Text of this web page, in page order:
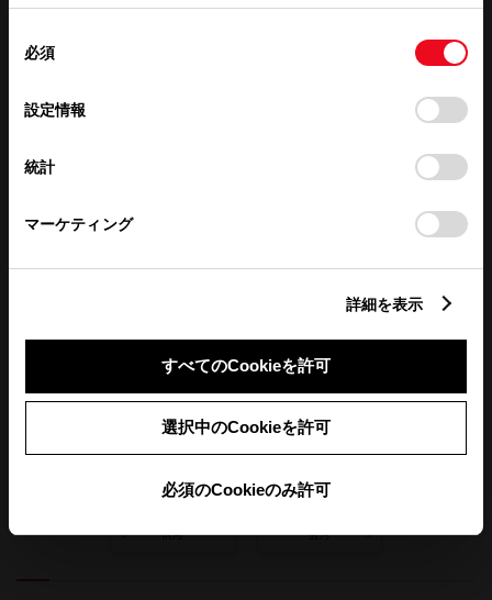
使用することがあります。当ウェブサイトの使用を続行する
デバイスにすべてのCookie(クッキー)が保存されることに同
意したことになります。Cookie(クッキー)のオプトアウト、
設定の変更、同意を撤回したりするにあたっては、当社の
「Cookie（クッキー）情報の取り扱いについて
」をご覧くだ
必須
設定情報
統計
マーケティング
詳細を表示
すべてのCookieを許可
選択中のCookieを許可
必須のCookieのみ許可
午前休業
前月 翌月